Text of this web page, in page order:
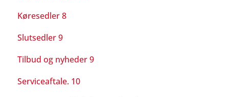
Køresedler 8
Slutsedler 9
Tilbud og nyheder 9
Serviceaftale. 10